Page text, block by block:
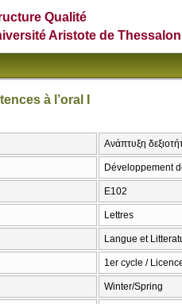
Qualité
Aristote de
à l’oral I
Ανάπτυξη
Développement
Ε102
Lettres
Langue et
1er cycle /
Winter/Spring